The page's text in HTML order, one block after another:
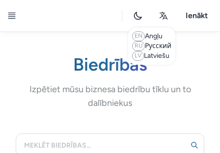
EN Angļu
RU Русский
LV Latviešu
Ienākt
Biedrības
Izpētiet mūsu biznesa biedrību tīklu un to
dalībniekus